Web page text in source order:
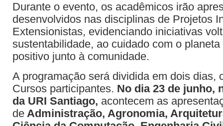
Durante o evento, os acadêmicos irão
desenvolvidos nas disciplinas de Projetos
Extensionistas, evidenciando iniciativas
sustentabilidade, ao cuidado com o
positivo junto à comunidade.
A programação será dividida em dois dias,
Cursos participantes. No dia 23 de junho,
da URI Santiago, acontecem as
de Administração, Agronomia,